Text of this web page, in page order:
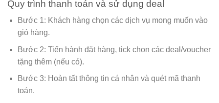
Quy trình thanh toán và sử dụng deal
Bước 1: Khách hàng chọn các dịch vụ mong muốn vào
giỏ hàng.
Bước 2: Tiến hành đặt hàng, tick chọn các deal/voucher
tặng thêm (nếu có).
Bước 3: Hoàn tất thông tin cá nhân và quét mã thanh
toán.